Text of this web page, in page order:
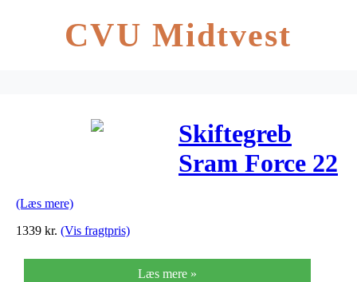
CVU Midtvest
Skiftegreb
Sram Force 22
(Læs mere)
1339 kr. (Vis fragtpris)
Læs mere »